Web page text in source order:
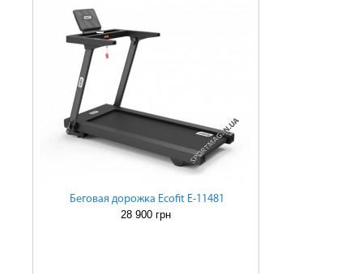
Беговая дорожка Ecofit E-11481
28 900 грн